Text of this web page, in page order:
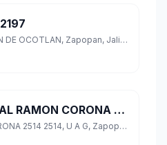
AVIACION 2197, SAN JUAN DE OCOTLAN, Zapopan, Jalisco
ATM en AV GENERAL RAMON CORONA 2514 2514
AV GENERAL RAMON CORONA 2514 2514, U A G, Zapopan, Jalisco